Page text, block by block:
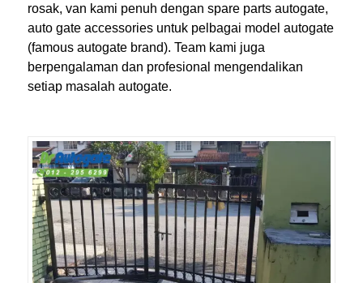
rosak, van kami penuh dengan spare parts autogate,
auto gate accessories untuk pelbagai model autogate
(famous autogate brand). Team kami juga
berpengalaman dan profesional mengendalikan
setiap masalah autogate.